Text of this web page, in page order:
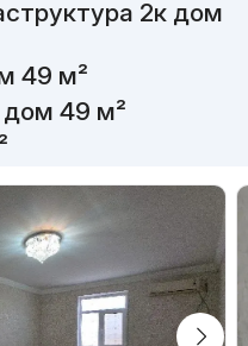
2к дом
49 м²
дом 49 м²